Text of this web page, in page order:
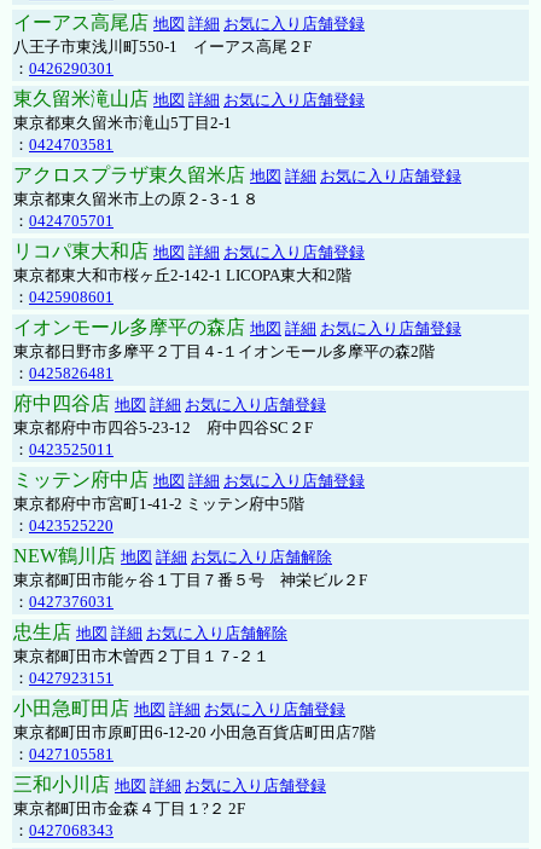
イーアス高尾店 地図 詳細 お気に入り店舗登録
八王子市東浅川町550-1 イーアス高尾２F
： 0426290301
東久留米滝山店 地図 詳細 お気に入り店舗登録
東京都東久留米市滝山5丁目2-1
： 0424703581
アクロスプラザ東久留米店 地図 詳細 お気に入り店舗登録
東京都東久留米市上の原２-３-１８
： 0424705701
リコパ東大和店 地図 詳細 お気に入り店舗登録
東京都東大和市桜ヶ丘2-142-1 LICOPA東大和2階
： 0425908601
イオンモール多摩平の森店 地図 詳細 お気に入り店舗登録
東京都日野市多摩平２丁目４-１イオンモール多摩平の森2階
： 0425826481
府中四谷店 地図 詳細 お気に入り店舗登録
東京都府中市四谷5-23-12 府中四谷SC２F
： 0423525011
ミッテン府中店 地図 詳細 お気に入り店舗登録
東京都府中市宮町1-41-2 ミッテン府中5階
： 0423525220
NEW鶴川店 地図 詳細 お気に入り店舗解除
東京都町田市能ヶ谷１丁目７番５号 神栄ビル２F
： 0427376031
忠生店 地図 詳細 お気に入り店舗解除
東京都町田市木曽西２丁目１７-２１
： 0427923151
小田急町田店 地図 詳細 お気に入り店舗登録
東京都町田市原町田6-12-20 小田急百貨店町田店7階
： 0427105581
三和小川店 地図 詳細 お気に入り店舗登録
東京都町田市金森４丁目１?２ 2F
： 0427068343